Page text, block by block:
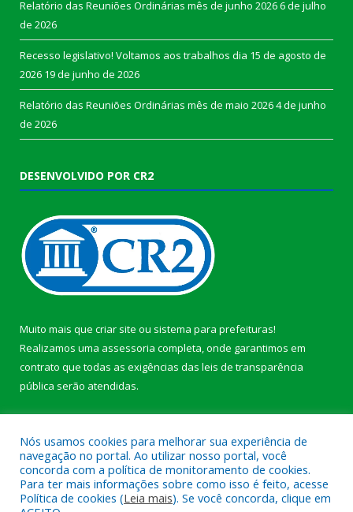
Relatório das Reuniões Ordinárias mês de junho 20266 de julho
de 2026
Recesso legislativo! Voltamos aos trabalhos dia 15 de agosto de
2026 19 de junho de 2026
Relatório das Reuniões Ordinárias mês de maio 20264 de junho
de 2026
DESENVOLVIDO POR CR2
Muito mais que criar site ou sistema para prefeituras!
Realizamos uma assessoria completa, onde garantimos em
contrato que todas as exigências das leis de transparência
pública serão atendidas.
Todos os direitos reservados a Câmara Municipal de Anajás.
Nós usamos cookies para melhorar sua experiência de
navegação no portal. Ao utilizar nosso portal, você
concorda com a política de monitoramento de cookies.
Para ter mais informações sobre como isso é feito, acesse
Política de cookies (Leia mais). Se você concorda, clique em